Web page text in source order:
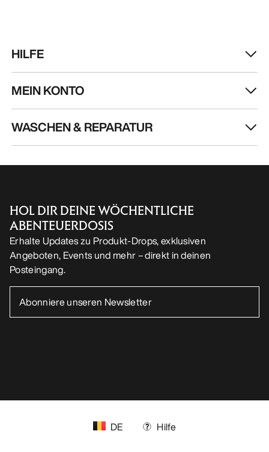
HILFE
MEIN KONTO
WASCHEN & REPARATUR
HOL DIR DEINE WÖCHENTLICHE
ABENTEUERDOSIS
Erhalte Updates zu Produkt-Drops, exklusiven
Angeboten, Events und mehr – direkt in deinen
Posteingang.
DE Hilfe